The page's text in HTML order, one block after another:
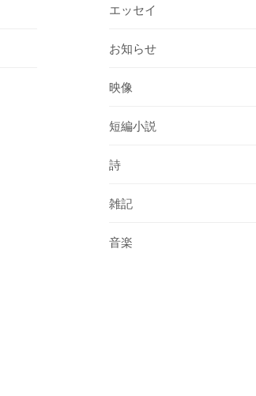
エッセイ
お知らせ
映像
短編小説
詩
雑記
音楽